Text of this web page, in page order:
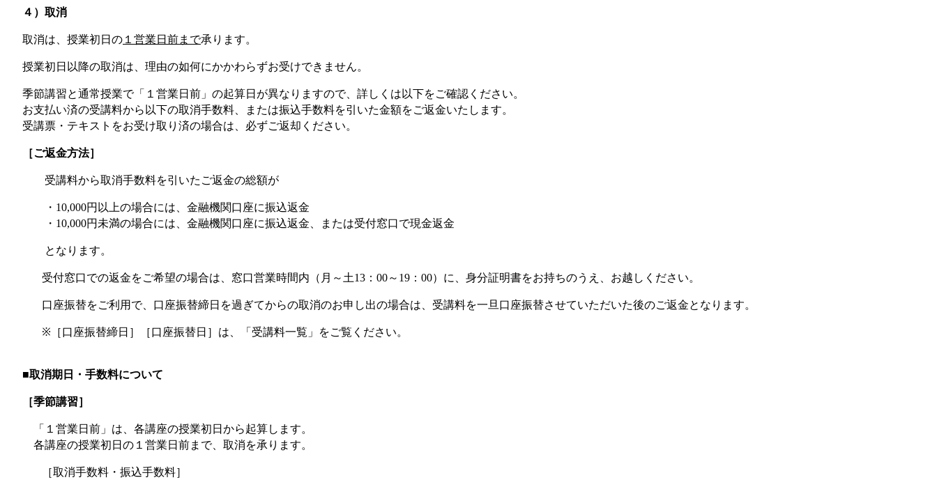
４）取消
取消は、授業初日の１営業日前まで承ります。
授業初日以降の取消は、理由の如何にかかわらずお受けできません。
季節講習と通常授業で「１営業日前」の起算日が異なりますので、詳しくは以下をご確認ください。
お支払い済の受講料から以下の取消手数料、または振込手数料を引いた金額をご返金いたします。
受講票・テキストをお受け取り済の場合は、必ずご返却ください。
［ご返金方法］
受講料から取消手数料を引いたご返金の総額が
・ 10,000円以上の場合には、金融機関口座に振込返金
・ 10,000円未満の場合には、金融機関口座に振込返金、または受付窓口で現金返金
となります。
受付窓口での返金をご希望の場合は、窓口営業時間内（月～土13 ： 00～ 19 ： 00）に、身分証明書をお持ちのうえ、お越しください。
口座振替をご利用で、口座振替締日を過ぎてからの取消のお申し出の場合は、受講料を一旦口座振替させていただいた後のご返金となります。
※［口座振替締日］［口座振替日］は、「受講料一覧」をご覧ください。
■取消期日・手数料について
［季節講習］
「１営業日前」は、各講座の授業初日から起算します。
各講座の授業初日の１営業日前まで、取消を承ります。
［取消手数料・振込手数料］